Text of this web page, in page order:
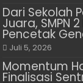
Dari Sekolah
Juara, SMPN
Pencetak
Juli 5, 2026
Momentum
Finalisasi